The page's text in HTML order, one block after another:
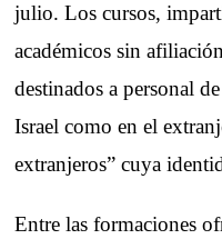
julio. Los cursos,
académicos sin
destinados a personal
Israel como en el
extranjeros” cuya
Entre las formaciones